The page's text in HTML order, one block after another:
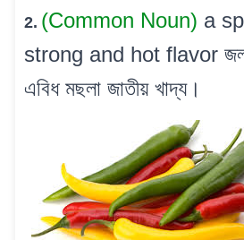
2. (Common Noun) a
strong and hot flavor জলা
এবিধ মছলা জাতীয় খাদ্য।